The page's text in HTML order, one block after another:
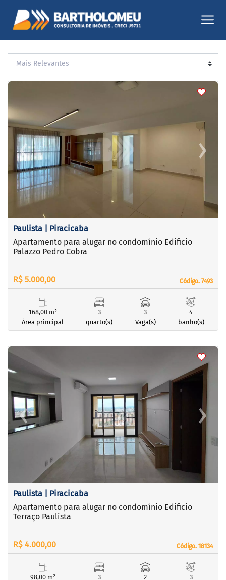
<
‹Previous ›Next
Paulista | Piracicaba
Código. 7493
Código. 7493
Apartamento para alugar no condomínio Edificio
Palazzo Pedro Cobra
R$ 5.000,00
168,00 m²
Área principal
3
quarto(s)
3
Vaga(s)
4
banho(s)
<<
‹Previous ›
Next
Paulista | Piracicaba
Código. 18134
Código. 18134
Apartamento para alugar no condomínio Edificio
Terraço Paulista
R$ 4.000,00
98,00 m²
3
2
3